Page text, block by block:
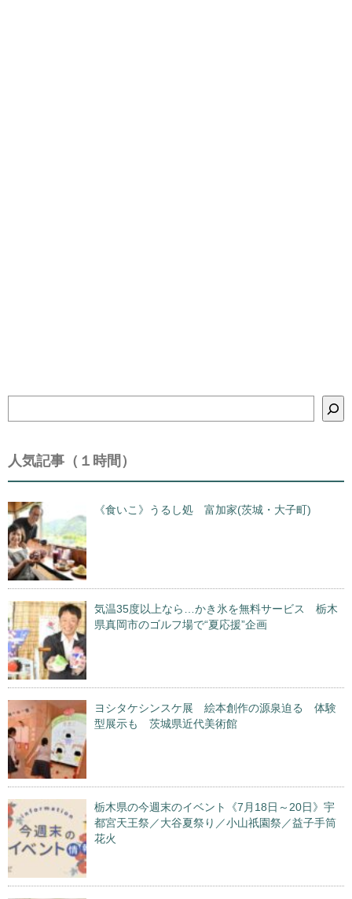
索
人気記事（１時間）
《食いこ》うるし処 富加家(茨城・大子町)
気温35度以上なら…かき氷を無料サービス 栃木
県真岡市のゴルフ場で“夏応援”企画
ヨシタケシンスケ展 絵本創作の源泉迫る 体験
型展示も 茨城県近代美術館
栃木県の今週末のイベント《7月18日～20日》宇
都宮天王祭／大谷夏祭り／小山祇園祭／益子手筒
花火